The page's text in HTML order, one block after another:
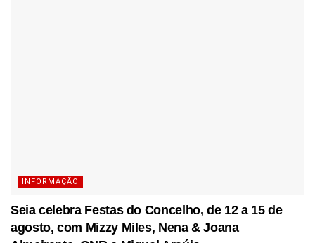
INFORMAÇÃO
Seia celebra Festas do Concelho, de 12 a 15 de
agosto, com Mizzy Miles, Nena & Joana